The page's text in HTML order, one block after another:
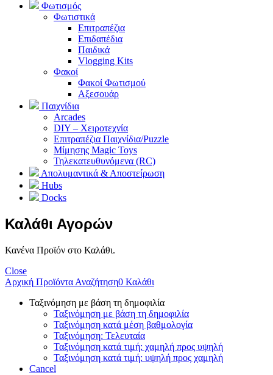
Φωτισμός
Φωτιστικά
Επιτραπέζια
Επιδαπέδια
Παιδικά
Vlogging Kits
Φακοί
Φακοί Φωτισμού
Αξεσουάρ
Παιχνίδια
Arcades
DIY – Χειροτεχνία
Επιτραπέζια Παιχνίδια/Puzzle
Μίμησης Magic Toys
Τηλεκατευθυνόμενα (RC)
Απολυμαντικά & Αποστείρωση
Hubs
Docks
Καλάθι Αγορών
Κανένα Προϊόν στο Καλάθι.
Close
Αρχική Προϊόντα Αναζήτηση0 Καλάθι
Ταξινόμηση με βάση τη δημοφιλία
Ταξινόμηση με βάση τη δημοφιλία
Ταξινόμηση κατά μέση βαθμολογία
Ταξινόμηση: Τελευταία
Ταξινόμηση κατά τιμή: χαμηλή προς υψηλή
Ταξινόμηση κατά τιμή: υψηλή προς χαμηλή
Cancel